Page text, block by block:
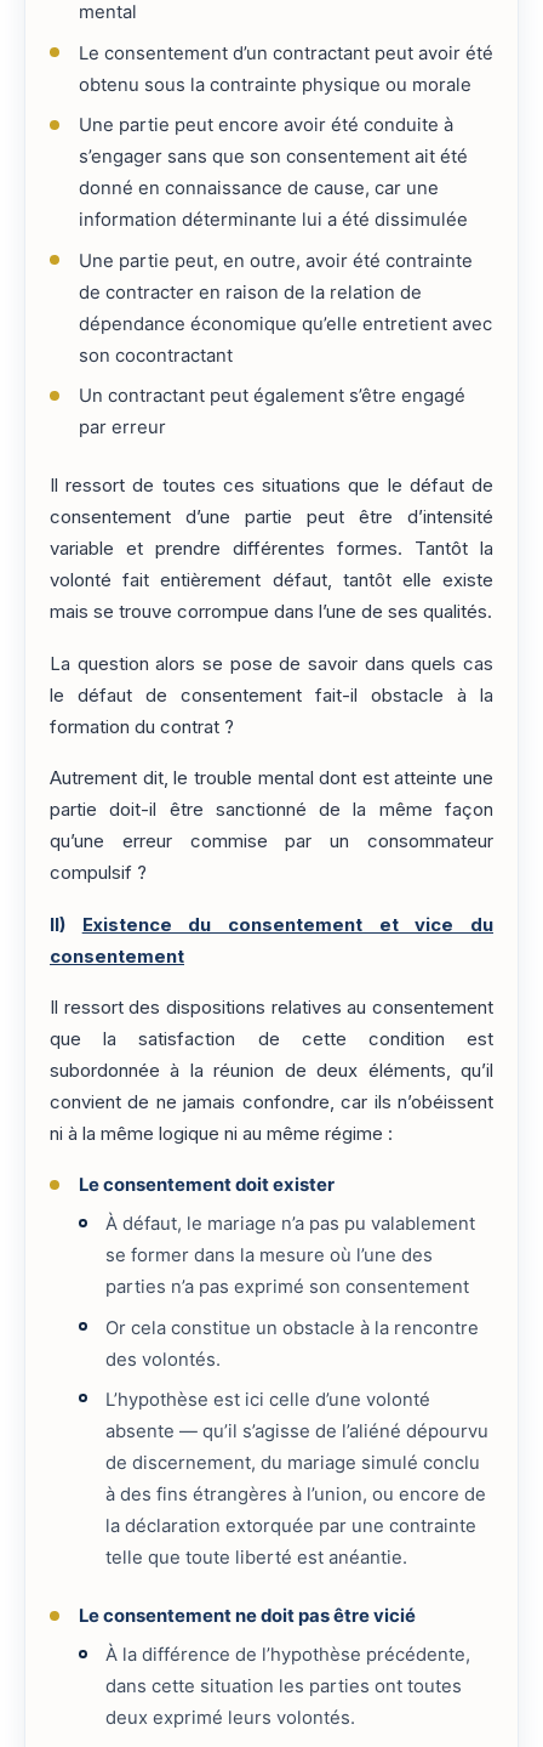
mental
Le consentement d’un contractant peut avoir été
obtenu sous la contrainte physique ou morale
Une partie peut encore avoir été conduite à
s’engager sans que son consentement ait été
donné en connaissance de cause, car une
information déterminante lui a été dissimulée
Une partie peut, en outre, avoir été contrainte
de contracter en raison de la relation de
dépendance économique qu’elle entretient avec
son cocontractant
Un contractant peut également s’être engagé
par erreur
Il ressort de toutes ces situations que le défaut de
consentement d’une partie peut être d’intensité
variable et prendre différentes formes. Tantôt la
volonté fait entièrement défaut, tantôt elle existe
mais se trouve corrompue dans l’une de ses qualités.
La question alors se pose de savoir dans quels cas
le défaut de consentement fait-il obstacle à la
formation du contrat ?
Autrement dit, le trouble mental dont est atteinte une
partie doit-il être sanctionné de la même façon
qu’une erreur commise par un consommateur
compulsif ?
II) Existence du consentement et vice du
consentement
Il ressort des dispositions relatives au consentement
que la satisfaction de cette condition est
subordonnée à la réunion de deux éléments, qu’il
convient de ne jamais confondre, car ils n’obéissent
ni à la même logique ni au même régime :
Le consentement doit exister
À défaut, le mariage n’a pas pu valablement
se former dans la mesure où l’une des
parties n’a pas exprimé son consentement
Or cela constitue un obstacle à la rencontre
des volontés.
L’hypothèse est ici celle d’une volonté
absente — qu’il s’agisse de l’aliéné dépourvu
de discernement, du mariage simulé conclu
à des fins étrangères à l’union, ou encore de
la déclaration extorquée par une contrainte
telle que toute liberté est anéantie.
Le consentement ne doit pas être vicié
À la différence de l’hypothèse précédente,
dans cette situation les parties ont toutes
deux exprimé leurs volontés.